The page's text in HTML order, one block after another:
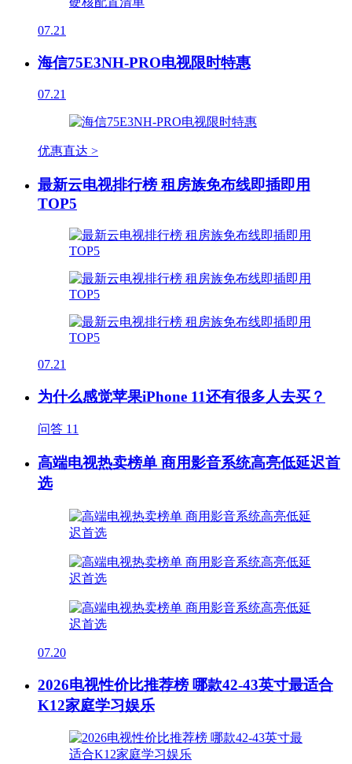
07.21
海信75E3NH-PRO电视限时特惠
07.21
优惠直达 >
最新云电视排行榜 租房族免布线即插即用
TOP5
07.21
为什么感觉苹果iPhone 11还有很多人去买？
问答 11
高端电视热卖榜单 商用影音系统高亮低延迟首
选
07.20
2026电视性价比推荐榜 哪款42-43英寸最适合
K12家庭学习娱乐